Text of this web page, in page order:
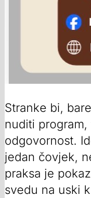
Stranke bi,
nuditi
odgovornost.
jedan čovjek,
praksa je
svedu na uski